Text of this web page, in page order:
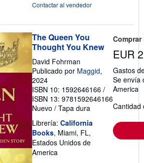
Contactar al vendedor
The Queen You
Thought You Knew
David Fohrman
Publicado por Maggid,
2024
ISBN 10: 1592646166 /
ISBN 13: 9781592646166
Nuevo / Tapa dura
Librería: California
Books, Miami, FL,
Estados Unidos de
America
EUR
Gastos
Se envía
America
Cantidad